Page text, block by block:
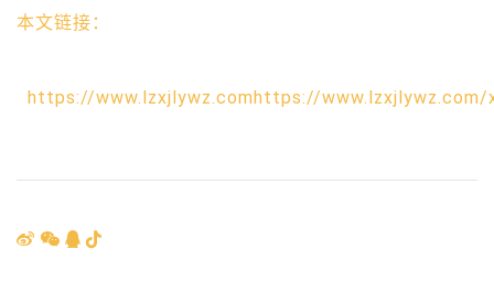
本文链接：
https://www.lzxjlywz.comhttps://www.lzxjlywz.com/